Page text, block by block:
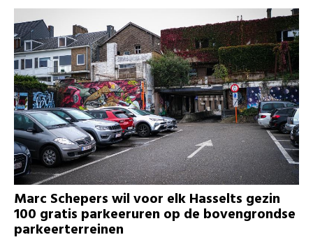
Marc Schepers wil voor elk Hasselts gezin
100 gratis parkeeruren op de bovengrondse
parkeerterreinen